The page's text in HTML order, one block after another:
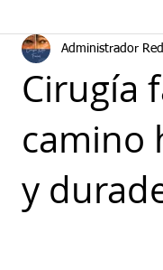
Cirugía
camino
y
Administrador